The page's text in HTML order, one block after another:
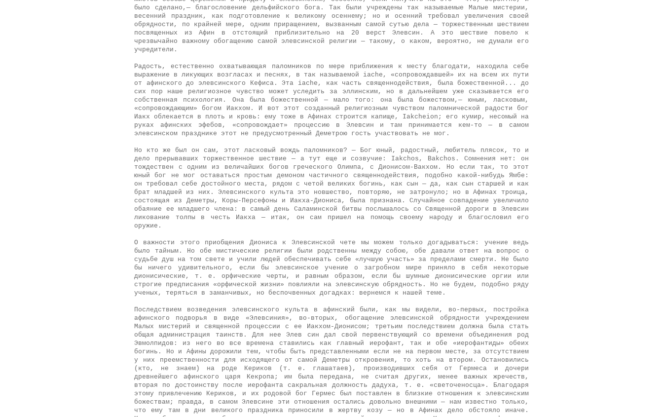
было сделано,— благословение дельфийского бога. Так были учреждены так называемые Малые мистерии,
весенний праздник, как подготовление к великому осеннему; но и осенний требовал увеличения своей
обрядности, по крайней мере, одним приращением, вызванным самой сутью дела — торжественным шествием
посвященных из Афин в отстоящий приблизительно на 20 верст Элевсин. А это шествие повело к
чрезвычайно важному обогащению самой элевсинской религии — такому, о каком, вероятно, не думали его
учредители.
Радость, естественно охватывающая паломников по мере приближения к месту благодати, находила себе
выражение в ликующих возгласах и песнях, в так называемой iache, «сопровождавшей» их на всем их пути
от афинского до элевсинского Кефиса. Эта iache, как часть священнодействия, была божественной... до
сих пор наше религиозное чувство может уследить за эллинским, но в дальнейшем уже сказывается его
собственная психология. Она была божественной — мало того: она была божеством,— юным, ласковым,
«сопровождающим» богом Иакхом. И вот этот созданный религиозным чувством паломнической радости бог
Иакх облекается в плоть и кровь: ему тоже в Афинах строится капище, Iakcheion; его кумир, несомый на
руках афинских эфебов, «сопровождает» процессию в Элевсин и там принимается кем-то — в самом
элевсинском празднике этот не предусмотренный Деметрою гость участвовать не мог.
Но кто же был он сам, этот ласковый вождь паломников? — Бог юный, радостный, любитель плясок, то и
дело прерывавших торжественное шествие — а тут еще и созвучие: Iakchos, Bakchos. Сомнения нет: он
тождествен с одним из величайших богов греческого Олимпа, с Дионисом-Вакхом. Но если так, то этот
юный бог не мог оставаться простым демоном частичного священнодействия, подобно какой-нибудь Ямбе:
он требовал себе достойного места, рядом с четой великих богинь, как сын — да, как сын старшей и как
брат младшей из них. Элевсинского культа это новшество, повторяю, не затронуло; но в Афинах троица,
состоящая из Деметры, Коры-Персефоны и Иакха-Диониса, была признана. Случайное совпадение увеличило
обаяние ее младшего члена: в самый день Саламинской битвы послышалось со Священной дороги в Элевсин
ликование толпы в честь Иакха — итак, он сам пришел на помощь своему народу и благословил его
оружие.
О важности этого приобщения Диониса к Элевсинской чете мы можем только догадываться: учение ведь
было тайным. Но обе мистические религии были родственны между собою, обе давали ответ на вопрос о
судьбе душ на том свете и учили людей обеспечивать себе «лучшую участь» за пределами смерти. Не было
бы ничего удивительного, если бы элевсинское учение о загробном мире приняло в себя некоторые
дионисические, т. е. орфические черты, и равным образом, если бы шумные дионисические оргии или
строгие предписания «орфической жизни» повлияли на элевсинскую обрядность. Но не будем, подобно ряду
ученых, теряться в заманчивых, но беспочвенных догадках: вернемся к нашей теме.
Последствием возведения элевсинского культа в афинский были, как мы видели, во-первых, постройка
афинского подворья в виде «Элевсиния», во-вторых, обогащение элевсинской обрядности учреждением
Малых мистерий и священной процессии с ее Иакхом-Дионисом; третьим последствием должна была стать
общая администрация таинств. Для нее Элев син дал свой первенствующий со времени объединения род
Эвмолпидов: из него во все времена ставились как главный иерофант, так и обе «иерофантиды» обеих
богинь. Но и Афины дорожили тем, чтобы быть представленными если не на первом месте, за отсутствием
у них преемственности для исходящего от самой Деметры откровения, то хоть на втором. Остановились
(кто, не знаем) на роде Кериков (т. е. глашатаев), производивших себя от Гермеса и дочери
древнейшего афинского царя Кекропа; им была передана, не считая других, менее важных жречеств,
вторая по достоинству после иерофанта сакральная должность дадуха, т. е. «светоченосца». Благодаря
этому привлечению Кериков, и их родовой бог Гермес был поставлен в близкие отношения к элевсинским
божествам; правда, в самом Элевсине эти отношения остались довольно внешними — нам известно только,
что ему там в дни великого праздника приносили в жертву козу — но в Афинах дело обстояло иначе.